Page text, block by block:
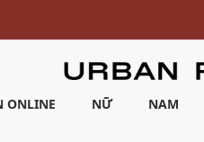
ONLINE NỮ NAM